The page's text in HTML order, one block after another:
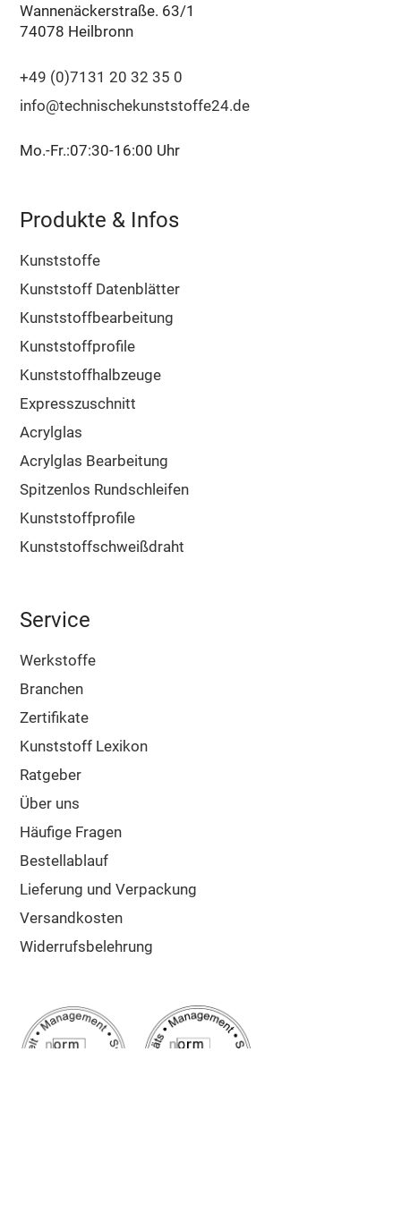
Wannenäckerstraße. 63/1
74078 Heilbronn
+49 (0)7131 20 32 35 0
info@technischekunststoffe24.de
Mo.-Fr.:07:30-16:00 Uhr
Produkte & Infos
Kunststoffe
Kunststoff Datenblätter
Kunststoffbearbeitung
Kunststoffprofile
Kunststoffhalbzeuge
Expresszuschnitt
Acrylglas
Acrylglas Bearbeitung
Spitzenlos Rundschleifen
Kunststoffprofile
Kunststoffschweißdraht
Service
Werkstoffe
Branchen
Zertifikate
Kunststoff Lexikon
Ratgeber
Über uns
Häufige Fragen
Bestellablauf
Lieferung und Verpackung
Versandkosten
Widerrufsbelehrung